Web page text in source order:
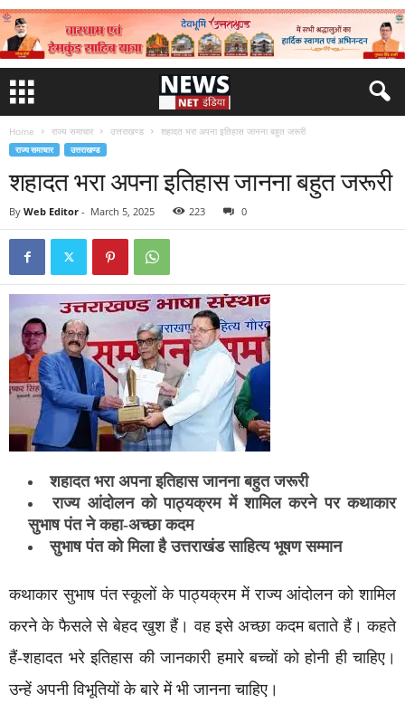
Home राज्य समाचार उत्तराखण्ड शहादत भरा अपना इतिहास जानना बहुत जरूरी
राज्य समाचार उत्तराखण्ड
शहादत भरा अपना इतिहास जानना बहुत जरूरी
By Web Editor - March 5, 2025 223 0
शहादत भरा अपना इतिहास जानना बहुत जरूरी
राज्य आंदोलन को पाठ्यक्रम में शामिल करने पर कथाकार
सुभाष पंत ने कहा-अच्छा कदम
सुभाष पंत को मिला है उत्तराखंड साहित्य भूषण सम्मान
कथाकार सुभाष पंत स्कूलों के पाठ्यक्रम में राज्य आंदोलन को शामिल
करने के फैसले से बेहद खुश हैं। वह इसे अच्छा कदम बताते हैं। कहते
हैं-शहादत भरे इतिहास की जानकारी हमारे बच्चों को होनी ही चाहिए।
उन्हें अपनी विभूतियों के बारे में भी जानना चाहिए।